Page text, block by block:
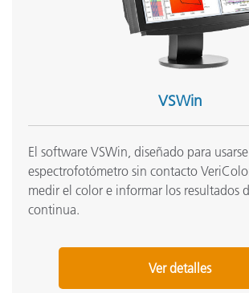
VSWin
El software VSWin, diseñado para
espectrofotómetro sin contacto
medir el color e informar los resultados
continua.
Ver detalles